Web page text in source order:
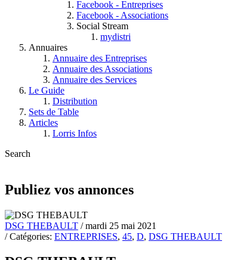
Facebook - Entreprises
Facebook - Associations
Social Stream
mydistri
Annuaires
Annuaire des Entreprises
Annuaire des Associations
Annuaire des Services
Le Guide
Distribution
Sets de Table
Articles
Lorris Infos
Search
Publiez vos annonces
DSG THEBAULT / mardi 25 mai 2021
/ Catégories: ENTREPRISES, 45, D, DSG THEBAULT